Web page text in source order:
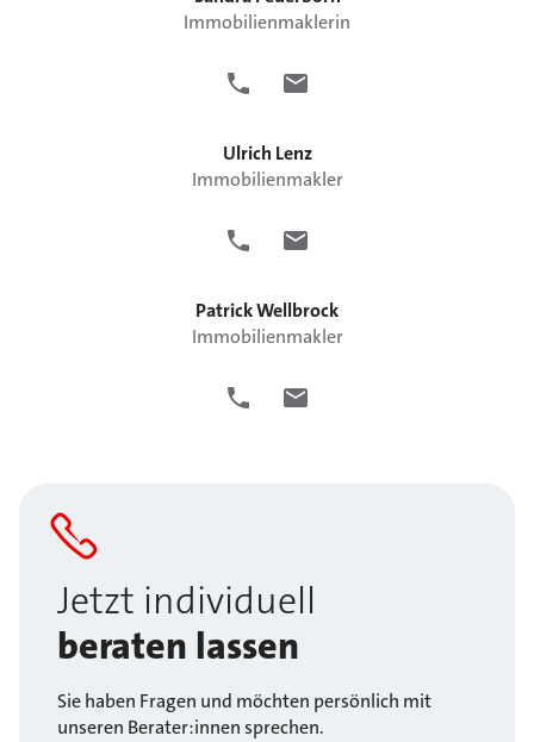
Immobilienmaklerin
Ulrich Lenz
Immobilienmakler
PatrickWellbrock
Immobilienmakler
Jetzt individuell
beraten lassen
Sie haben Fragen und möchten persönlich mit
unseren Berater:innen sprechen.